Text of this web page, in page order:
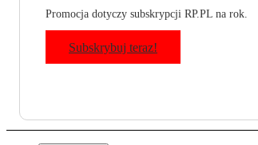
Promocja dotyczy subskrypcji RP.PL na rok.
Subskrybuj teraz!